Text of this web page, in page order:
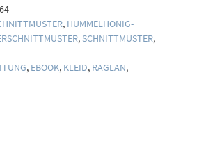
, HUMMELHONIG-
, SCHNITTMUSTER,
, EBOOK, KLEID, RAGLAN,